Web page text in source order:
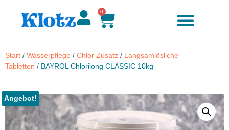
0
Start / Wasserpflege / Chlor Zusatz / Langsamlösliche
Tabletten / BAYROL Chlorilong CLASSIC 10kg
Angebot!